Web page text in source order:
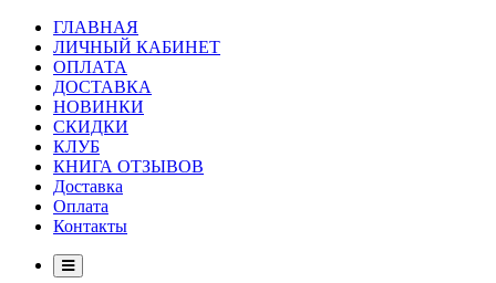
ГЛАВНАЯ
ЛИЧНЫЙ КАБИНЕТ
ОПЛАТА
ДОСТАВКА
НОВИНКИ
СКИДКИ
КЛУБ
КНИГА ОТЗЫВОВ
Доставка
Оплата
Контакты